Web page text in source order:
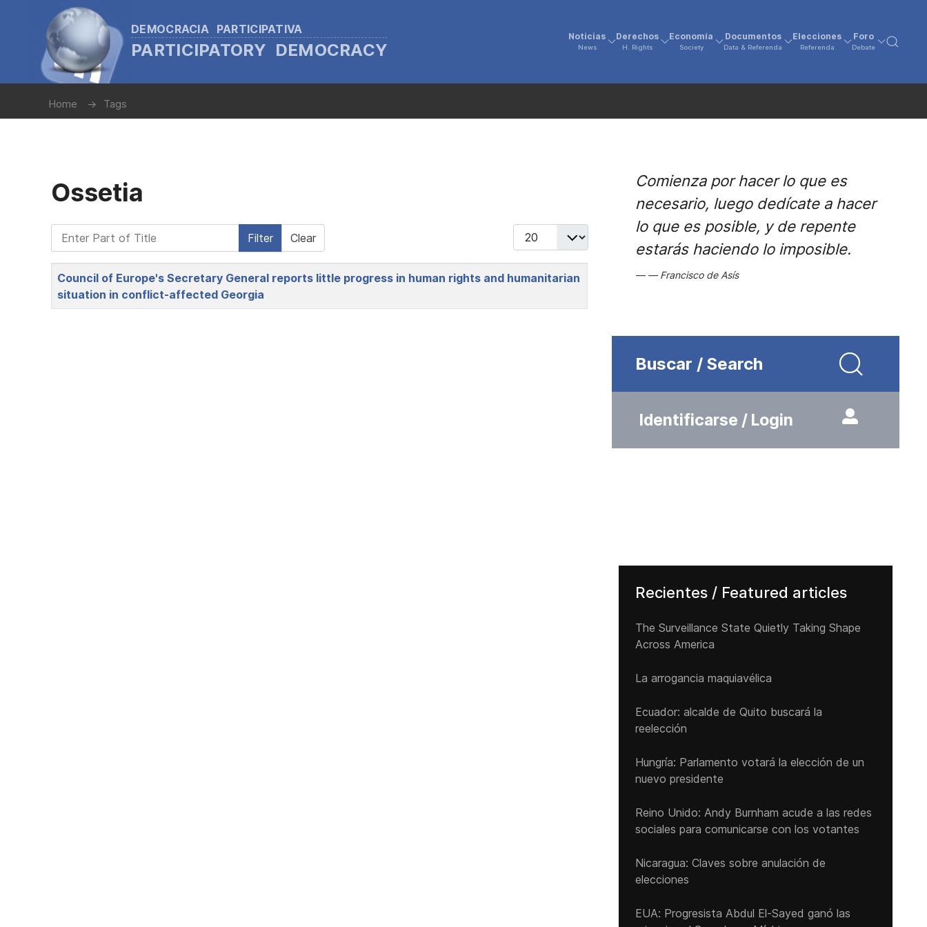
DEMOCRACIA PARTICIPATIVA
PARTICIPATORY DEMOCRACY
Noticias
News
Derechos
H. Rights
Economía
Society
Documentos
Data & Referenda
Elecciones
Referenda
Foro
Debate
Home Tags
Ossetia
Enter Part of Title Filter Clear Display #
Title
Council of Europe's Secretary General reports little progress in human rights and humanitarian
situation in conflict-affected Georgia
Comienza por hacer lo que es
necesario, luego dedícate a hacer
lo que es posible, y de repente
estarás haciendo lo imposible.
Francisco de Asís
Buscar / Search
Identificarse / Login
Recientes / Featured articles
The Surveillance State Quietly Taking Shape
Across America
La arrogancia maquiavélica
Ecuador: alcalde de Quito buscará la
reelección
Hungría: Parlamento votará la elección de un
nuevo presidente
Reino Unido: Andy ‌Burnham acude a las redes
sociales para comunicarse con los votantes
Nicaragua: Claves sobre anulación de
elecciones
EUA: Progresista Abdul El-Sayed ganó las